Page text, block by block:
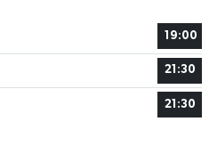
19:00
21:30
21:30